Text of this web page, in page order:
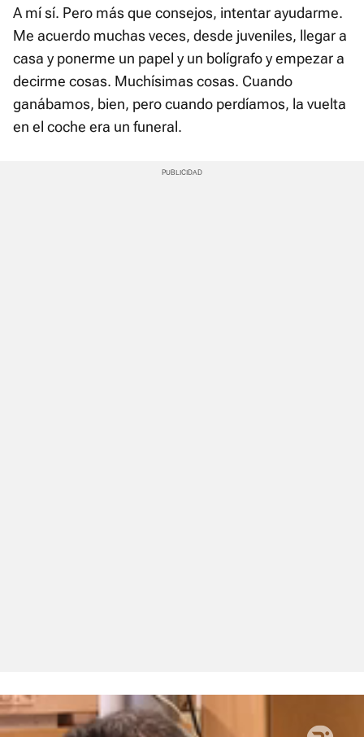
A mí sí. Pero más que consejos, intentar ayudarme.
Me acuerdo muchas veces, desde juveniles, llegar a
casa y ponerme un papel y un bolígrafo y empezar a
decirme cosas. Muchísimas cosas. Cuando
ganábamos, bien, pero cuando perdíamos, la vuelta
en el coche era un funeral.